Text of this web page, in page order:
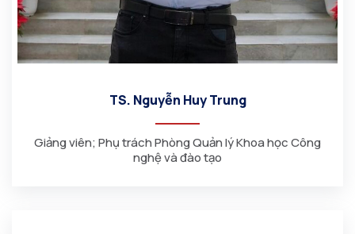
TS. Nguyễn Huy Trung
Giảng viên; Phụ trách Phòng Quản lý Khoa học Công
nghệ và đào tạo